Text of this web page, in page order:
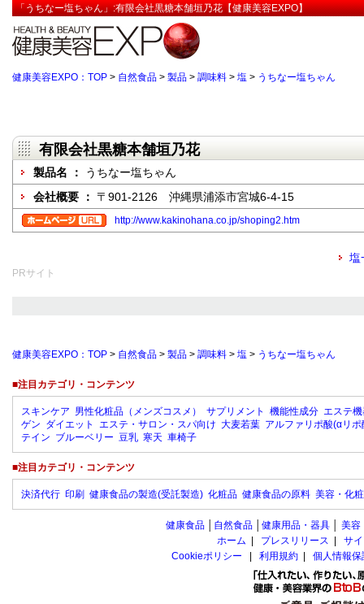
「うちなー塩ちゃん」:有限会社黒糖本舗垣乃花【健康美容EXPO】
健康美容EXPO：TOP > 自然食品 > 製品 > 調味料 > 塩 > うちなー塩ちゃん
有限会社黒糖本舗垣乃花
製品名 ：
うちなー塩ちゃん
会社概要 ： 〒901-2126 沖縄県浦添市宮城6-4-15
http://www.kakinohana.co.jp/shoping2.htm
塩
PRサイト
健康美容EXPO：TOP > 自然食品 > 製品 > 調味料 > 塩 > うちなー塩ちゃん
■注目カテゴリ・コンテンツ
スキンケア 男性化粧品（メンズコスメ） サプリメント 機能性成分 エステ
ゲン ダイエット エステ・サロン・スパ向け 大麦若葉 アルファリポ酸(αリポ
テイン ブルーベリー 豆乳 寒天 車椅子
■注目カテゴリ・コンテンツ
決済代行 印刷 健康食品の製造(受託製造) 化粧品 健康食品の原料 美容・化
健康食品 自然食品 健康用品・器具 美容
ホーム
プレスリリース
サ
Cookieポリシー
利用規約 個人情報